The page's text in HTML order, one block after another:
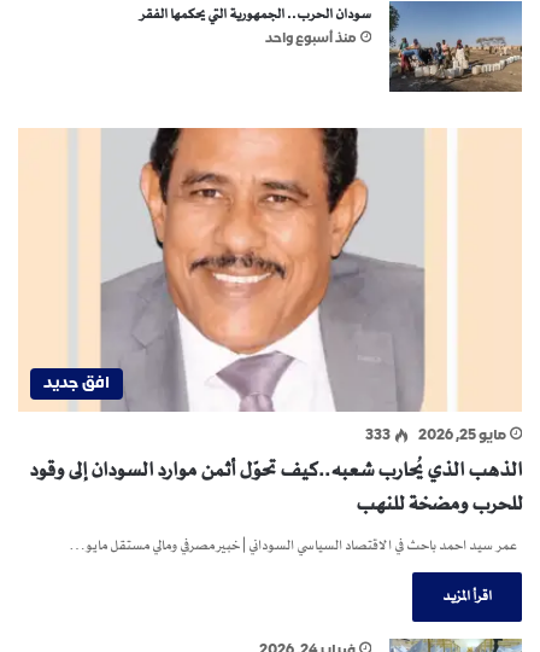
سودان الحرب.. الجمهورية التي يحكمها الفقر
منذ أسبوع واحد
افق جديد
مايو 25, 2026 333
الذهب الذي يُحارب شعبه..كيف تحوّل أثمن موارد السودان إلى وقود
للحرب ومضخة للنهب
عمر سيد احمد باحث في الاقتصاد السياسي السوداني | خبير مصرفي ومالي مستقل مايو…
اقرأ المزيد